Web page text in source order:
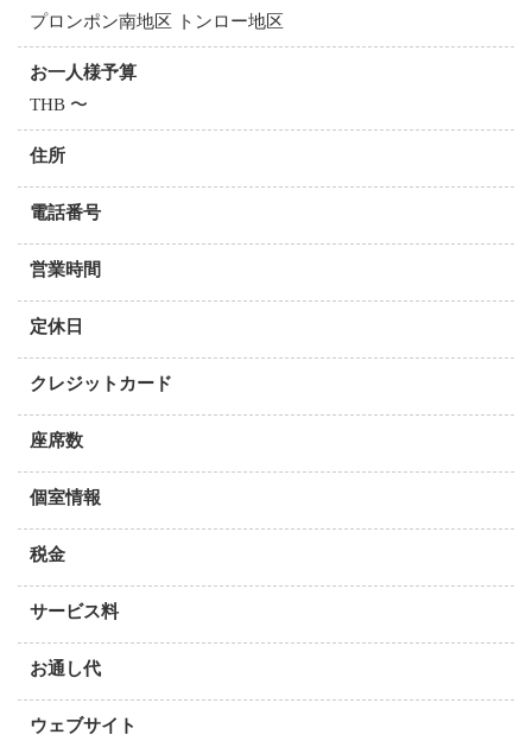
プロンポン南地区 トンロー地区
お一人様予算
THB 〜
住所
電話番号
営業時間
定休日
クレジットカード
座席数
個室情報
税金
サービス料
お通し代
ウェブサイト